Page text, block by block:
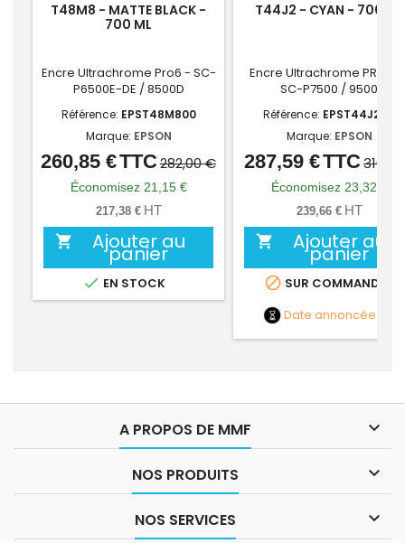
T48M8 - MATTE BLACK -
700 ML
Encre Ultrachrome Pro6 - SC-
P6500E-DE / 8500D
Référence: EPST48M800
Marque: EPSON
Prix
Prix
de
base
260,85 €TTC282,00 €
Économisez 21,15 €
217,38 € HT
 Ajouter au
panier
 EN STOCK
T44J2 - CYAN - 700 ML
Encre Ultrachrome PRO 12
SC-P7500 / 9500
Référence: EPST44J240
Marque: EPSON
Prix
Prix
de
base
287,59 €TTC
Économisez 23,32 €
239,66 € HT
 Ajouter au
panier
 SUR COMMANDE
Date annoncée
A PROPOS DE MMF 
NOS PRODUITS 
NOS SERVICES 